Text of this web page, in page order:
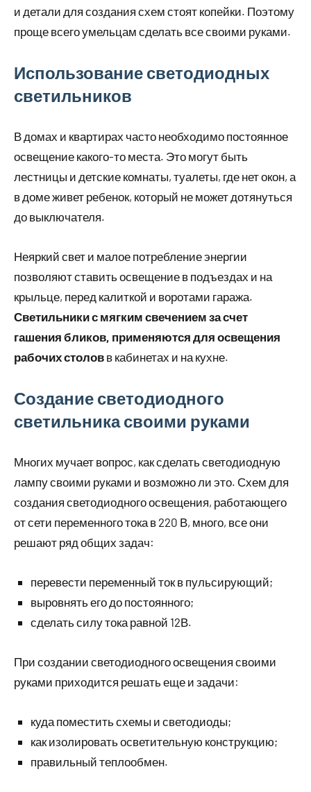
и детали для создания схем стоят копейки. Поэтому
проще всего умельцам сделать все своими руками.
Использование светодиодных
светильников
В домах и квартирах часто необходимо постоянное
освещение какого-то места. Это могут быть
лестницы и детские комнаты, туалеты, где нет окон, а
в доме живет ребенок, который не может дотянуться
до выключателя.
Неяркий свет и малое потребление энергии
позволяют ставить освещение в подъездах и на
крыльце, перед калиткой и воротами гаража.
Светильники с мягким свечением за счет
гашения бликов, применяются для освещения
рабочих столов в кабинетах и на кухне.
Создание светодиодного
светильника своими руками
Многих мучает вопрос, как сделать светодиодную
лампу своими руками и возможно ли это. Схем для
создания светодиодного освещения, работающего
от сети переменного тока в 220 В, много, все они
решают ряд общих задач:
перевести переменный ток в пульсирующий;
выровнять его до постоянного;
сделать силу тока равной 12В.
При создании светодиодного освещения своими
руками приходится решать еще и задачи:
куда поместить схемы и светодиоды;
как изолировать осветительную конструкцию;
правильный теплообмен.